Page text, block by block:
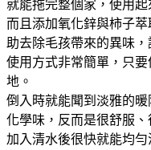
就能拖完整個家，使用起
而且添加氧化鋅與柿子
助去除毛孩帶來的異味
使用方式非常簡單，只
地。
倒入時就能聞到淡雅的
化學味，反而是很舒服、
加入清水後很快就能均